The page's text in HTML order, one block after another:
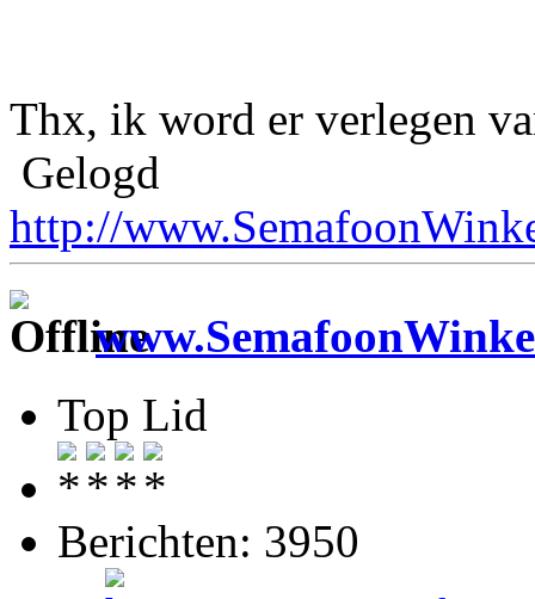
Thx, ik word er verlegen
Gelogd
http://
Top Lid
Berichten: 3950